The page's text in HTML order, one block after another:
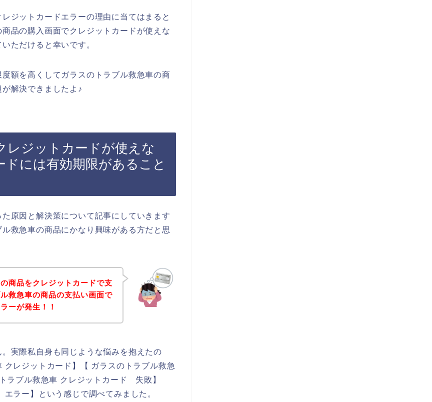
ジットカードエラーの理由に当てはまると
品の購入画面でクレジットカードが使えな
ただけると幸いです。
額を高くしてガラスのトラブル救急車の商
解決できましたよ♪
レジットカードが使えな
には有効期限があること
原因と解決策について記事にしていきます
救急車の商品にかなり興味がある方だと思
商品をクレジットカードで支
救急車の商品の支払い画面で
ーが発生！！
実際私自身も同じような悩みを抱えたの
レジットカード】【 ガラスのトラブル救急
ラブル救急車 クレジットカード 失敗】
ラー】という感じで調べてみました。